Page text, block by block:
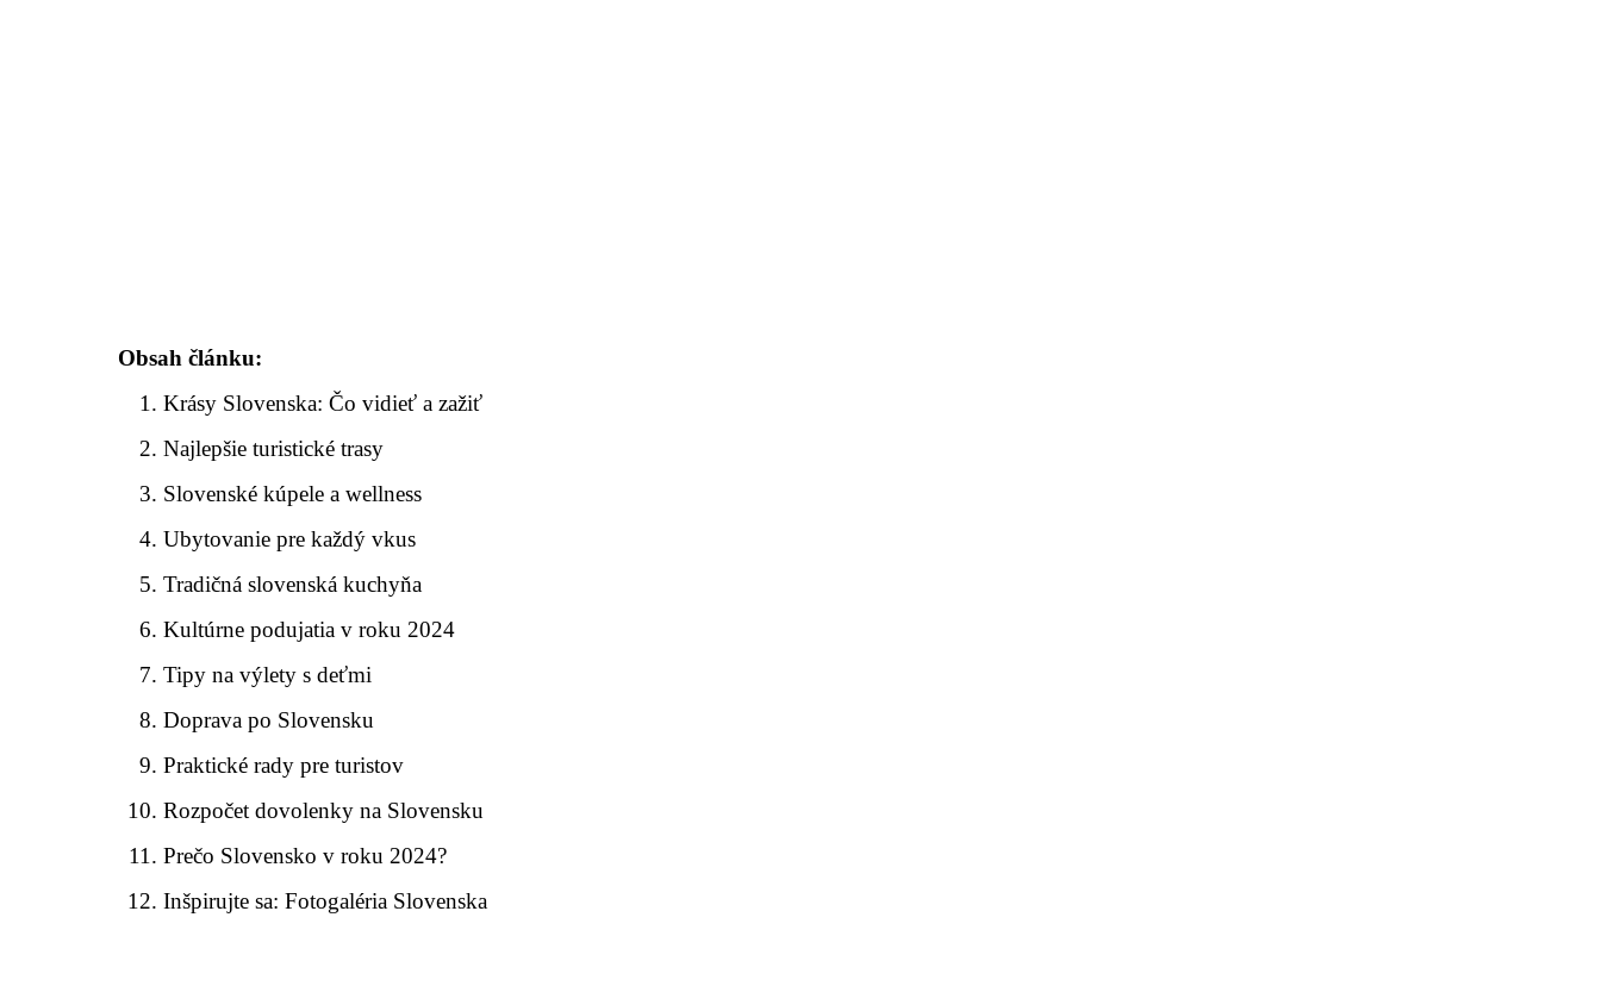
Obsah článku:
Krásy Slovenska: Čo vidieť a zažiť
Najlepšie turistické trasy
Slovenské kúpele a wellness
Ubytovanie pre každý vkus
Tradičná slovenská kuchyňa
Kultúrne podujatia v roku 2024
Tipy na výlety s deťmi
Doprava po Slovensku
Praktické rady pre turistov
Rozpočet dovolenky na Slovensku
Prečo Slovensko v roku 2024?
Inšpirujte sa: Fotogaléria Slovenska